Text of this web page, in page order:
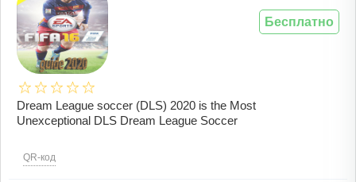
Dream League soccer (DLS) 2020 is the Most
Unexceptional DLS Dream League Soccer
QR-код
Бесплатно